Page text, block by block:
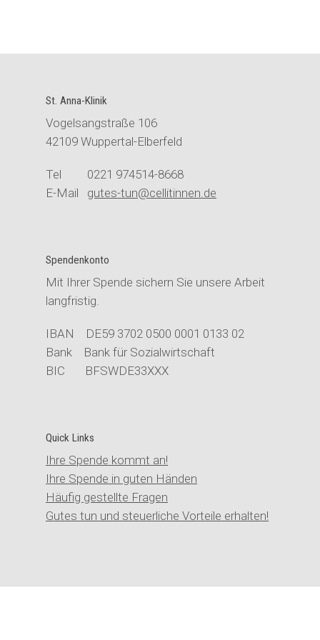
St. Anna-Klinik
Vogelsangstraße 106
42109 Wuppertal-Elberfeld
Tel 0221 974514-8668
E-Mail gutes-tun@cellitinnen.de
Spendenkonto
Mit Ihrer Spende sichern Sie unsere Arbeit
langfristig.
IBAN DE59 3702 0500 0001 0133 02
Bank Bank für Sozialwirtschaft
BIC BFSWDE33XXX
Quick Links
Ihre Spende kommt an!
Ihre Spende in guten Händen
Häufig gestellte Fragen
Gutes tun und steuerliche Vorteile erhalten!